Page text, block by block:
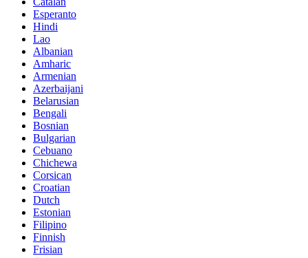
Esperanto
Hindi
Lao
Albanian
Amharic
Armenian
Azerbaijani
Belarusian
Bengali
Bosnian
Bulgarian
Cebuano
Chichewa
Corsican
Croatian
Dutch
Estonian
Filipino
Finnish
Frisian